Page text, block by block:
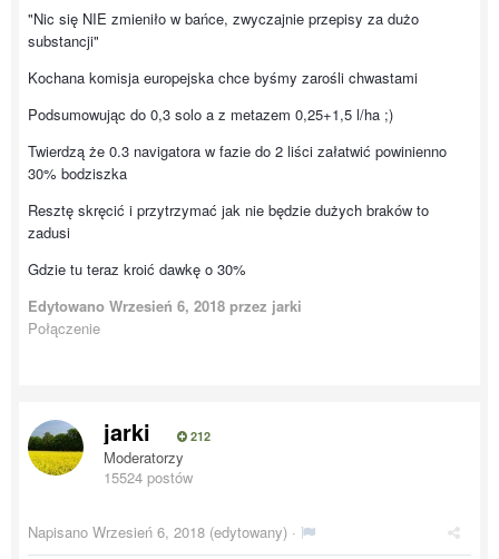
"Nic się NIE zmieniło w bańce, zwyczajnie przepisy za dużo
substancji"
Kochana komisja europejska chce byśmy zarośli chwastami
Podsumowując do 0,3 solo a z metazem 0,25+1,5 l/ha ;)
Twierdzą że 0.3 navigatora w fazie do 2 liści załatwić powinienno
30% bodziszka
Resztę skręcić i przytrzymać jak nie będzie dużych braków to
zadusi
Gdzie tu teraz kroić dawkę o 30%
Edytowano Wrzesień 6, 2018 przez jarki
Połączenie
jarki 212
Moderatorzy
15524 postów
Napisano Wrzesień 6, 2018 (edytowany) ·